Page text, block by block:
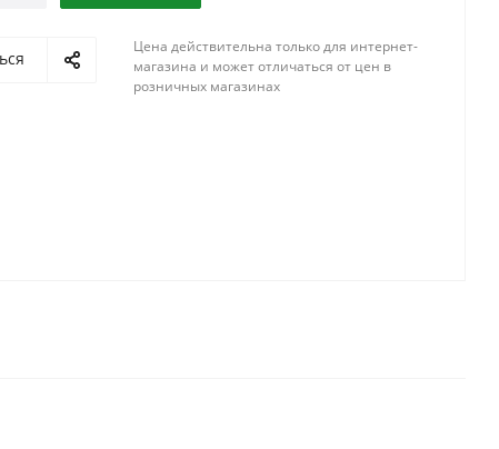
Цена действительна только для интернет-
магазина и может отличаться от цен в
розничных магазинах